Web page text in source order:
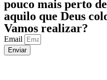
pouco mais perto
aquilo que Deus
Vamos realizar?
Email
Enviar